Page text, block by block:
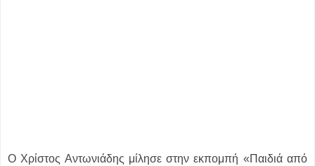
Ο Χρίστος Αντωνιάδης μίλησε στην εκπομπή «Παιδιά από